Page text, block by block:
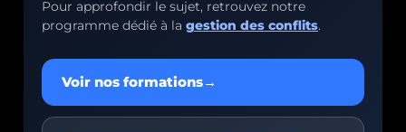
Pour approfondir le sujet, retrouvez notre
programme dédié à la gestion des conflits.
Voir nos formations→